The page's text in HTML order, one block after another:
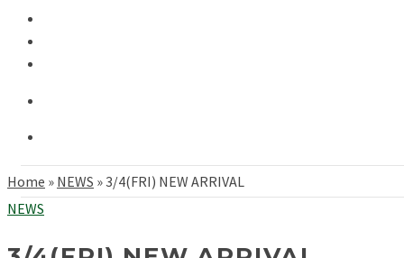
Home » NEWS »3/4(FRI) NEW ARRIVAL
NEWS